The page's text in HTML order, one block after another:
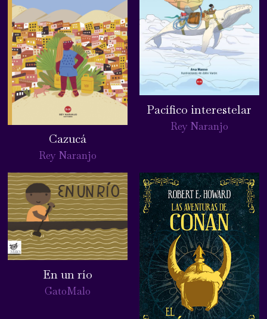
Cazucá
Rey Naranjo
Pacífico interestelar
Rey Naranjo
En un río
GatoMalo